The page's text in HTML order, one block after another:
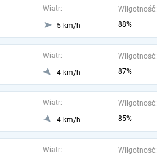
Wiatr:
5 km/h
Wilgotność:
88%
Wiatr:
4 km/h
Wilgotność:
87%
Wiatr:
4 km/h
Wilgotność:
85%
Wiatr:
Wilgotność: